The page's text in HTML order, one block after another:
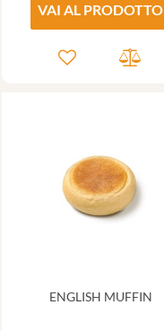
VAI AL PRODOTTO
ENGLISH MUFFIN